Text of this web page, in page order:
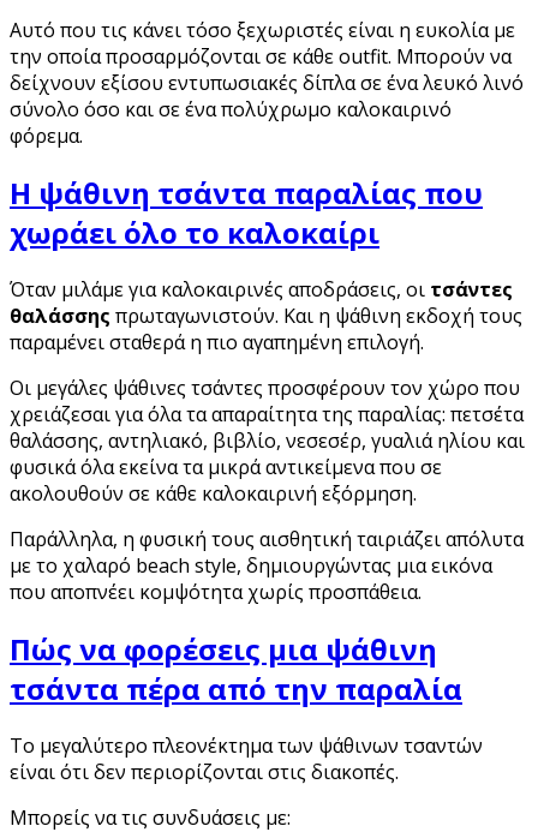
Αυτό που τις κάνει τόσο ξεχωριστές είναι η ευκολία με
την οποία προσαρμόζονται σε κάθε outfit. Μπορούν να
δείχνουν εξίσου εντυπωσιακές δίπλα σε ένα λευκό λινό
σύνολο όσο και σε ένα πολύχρωμο καλοκαιρινό
φόρεμα.
Η ψάθινη τσάντα παραλίας που
χωράει όλο το καλοκαίρι
Όταν μιλάμε για καλοκαιρινές αποδράσεις, οι τσάντες
θαλάσσης πρωταγωνιστούν. Και η ψάθινη εκδοχή τους
παραμένει σταθερά η πιο αγαπημένη επιλογή.
Οι μεγάλες ψάθινες τσάντες προσφέρουν τον χώρο που
χρειάζεσαι για όλα τα απαραίτητα της παραλίας: πετσέτα
θαλάσσης, αντηλιακό, βιβλίο, νεσεσέρ, γυαλιά ηλίου και
φυσικά όλα εκείνα τα μικρά αντικείμενα που σε
ακολουθούν σε κάθε καλοκαιρινή εξόρμηση.
Παράλληλα, η φυσική τους αισθητική ταιριάζει απόλυτα
με το χαλαρό beach style, δημιουργώντας μια εικόνα
που αποπνέει κομψότητα χωρίς προσπάθεια.
Πώς να φορέσεις μια ψάθινη
τσάντα πέρα από την παραλία
Το μεγαλύτερο πλεονέκτημα των ψάθινων τσαντών
είναι ότι δεν περιορίζονται στις διακοπές.
Μπορείς να τις συνδυάσεις με: